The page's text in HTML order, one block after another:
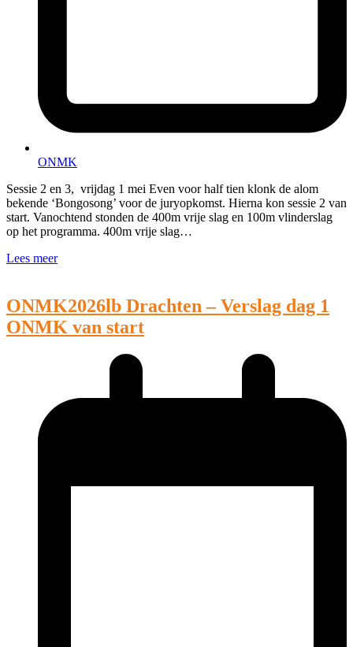
ONMK
Sessie 2 en 3, vrijdag 1 mei Even voor half tien klonk de alom
bekende ‘Bongosong’ voor de juryopkomst. Hierna kon sessie 2 van
start. Vanochtend stonden de 400m vrije slag en 100m vlinderslag
op het programma. 400m vrije slag…
Lees meer
ONMK2026lb Drachten – Verslag dag 1
ONMK van start